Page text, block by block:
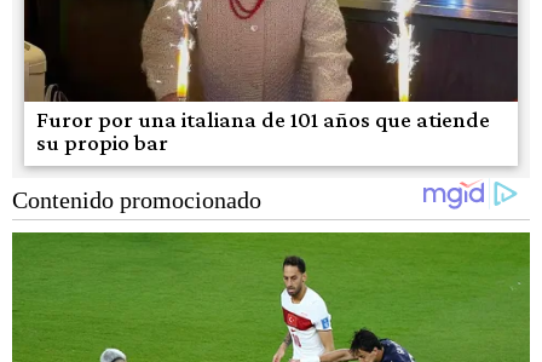
Furor por una italiana de 101 años que atiende
su propio bar